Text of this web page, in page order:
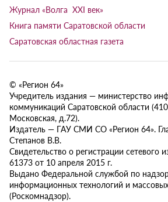
Журнал «Волга XXI век»
Книга памяти Саратовской области
Саратовская областная газета
© «Регион 64»
Учредитель издания — министерство
коммуникаций Саратовской области
Московская, д.72).
Издатель — ГАУ СМИ СО «Регион 64».
Степанов В.В.
Свидетельство о регистрации
61373 от 10 апреля 2015 г.
Выдано Федеральной службой по
информационных технологий и
(Роскомнадзор).